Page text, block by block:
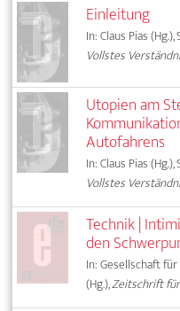
Einleitung
In: Claus Pias
Vollstes
Utopien am
Autofahrens
In: Claus Pias
Vollstes
Technik |
den
In: Gesellschaft
(Hg.),Zeitschrift